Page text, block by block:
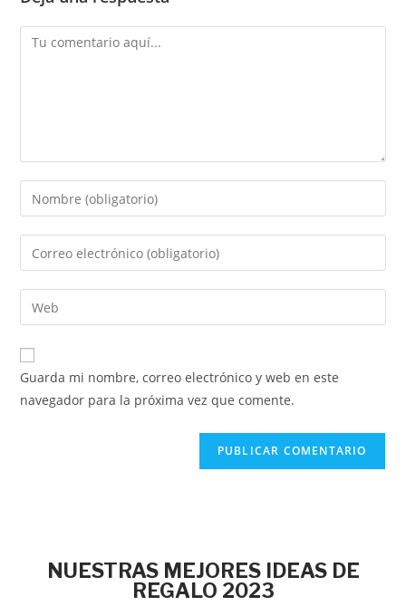
Guarda mi nombre, correo electrónico y web en este
navegador para la próxima vez que comente.
NUESTRAS MEJORES IDEAS DE
REGALO 2023